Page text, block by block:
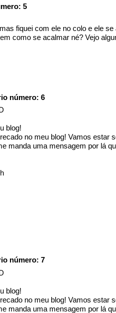
5
fiquei com ele no colo e ele
como se acalmar né? Vejo
número: 6
blog!
no meu blog! Vamos estar
manda uma mensagem por lá
número: 7
blog!
no meu blog! Vamos estar
manda uma mensagem por lá